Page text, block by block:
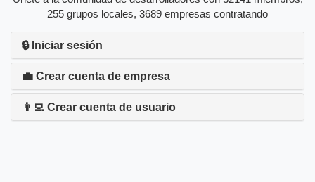
255 grupos locales, 3689 empresas contratando
🔒 Iniciar sesión
💼 Crear cuenta de empresa
👨‍💻 Crear cuenta de usuario